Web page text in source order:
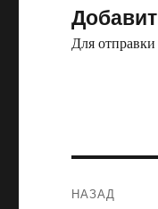
Для
НАЗАД